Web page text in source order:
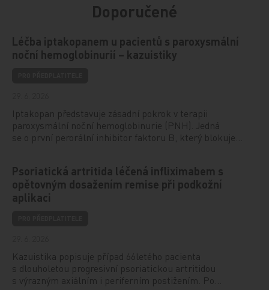
Doporučené
Léčba iptakopanem u pacientů s paroxysmální
noční hemoglobinurií – kazuistiky
Iptakopan představuje zásadní pokrok v terapii
paroxysmální noční hemoglobinurie (PNH). Jedná
se o první perorální inhibitor faktoru B, který blokuje…
Psoriatická artritida léčená infliximabem s
opětovným dosažením remise při podkožní
aplikaci
Kazuistika popisuje případ 66letého pacienta
s dlouholetou progresivní psoriatickou artritidou
s výrazným axiálním i periferním postižením. Po…